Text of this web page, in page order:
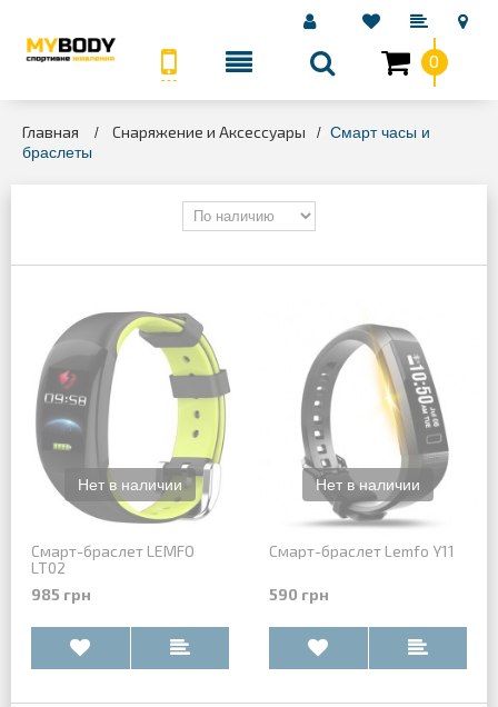
0
Главная > Снаряжение и Аксессуары > Смарт часы и
браслеты
КАТЕГОРИИ
Смарт-браслет LEMFO
LT02
985 грн
Смарт-браслет Lemfo Y11
590 грн